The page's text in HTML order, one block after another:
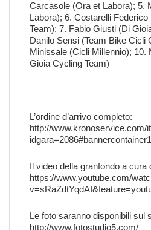
Carcasole (Ora et Labora); 5.
Labora); 6. Costarelli
Team); 7. Fabio Giusti (Di
Danilo Sensi (Team Bike Cicli
Minissale (Cicli Millennio);
Gioia Cycling Team)
L’ordine d’arrivo completo:
http://www.kronoservice.com/
idgara=2086#bannercontainer1
Il video della granfondo a cura
https://www.youtube.com/
Le foto saranno disponibili sul
http://www.fotostudio5.com/